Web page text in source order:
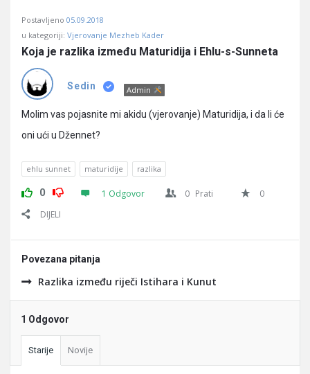
Učene
Latest
Pitanja
Postavljeno 05.09.2018
u kategoriji: Vjerovanje Mezheb Kader
Koja je razlika između Maturidija i Ehlu-s-Sunneta
Sedin Admin
Molim vas pojasnite mi akidu (vjerovanje) Maturidija, i da li će
oni ući u Džennet?
ehlu sunnet maturidije razlika
0 1 Odgovor 0 Prati
0
DIJELI
Povezana pitanja
Razlika između riječi Istihara i Kunut
1 Odgovor
Starije Novije